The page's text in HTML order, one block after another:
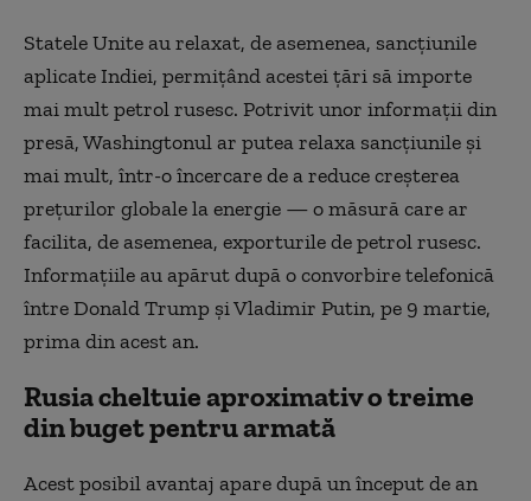
Statele Unite au relaxat, de asemenea, sancțiunile
aplicate Indiei, permițând acestei țări să importe
mai mult petrol rusesc. Potrivit unor informații din
presă, Washingtonul ar putea relaxa sancțiunile și
mai mult, într-o încercare de a reduce creșterea
prețurilor globale la energie — o măsură care ar
facilita, de asemenea, exporturile de petrol rusesc.
Informațiile au apărut după o convorbire telefonică
între Donald Trump și Vladimir Putin, pe 9 martie,
prima din acest an.
Rusia cheltuie aproximativ o treime
din buget pentru armată
Acest posibil avantaj apare după un început de an